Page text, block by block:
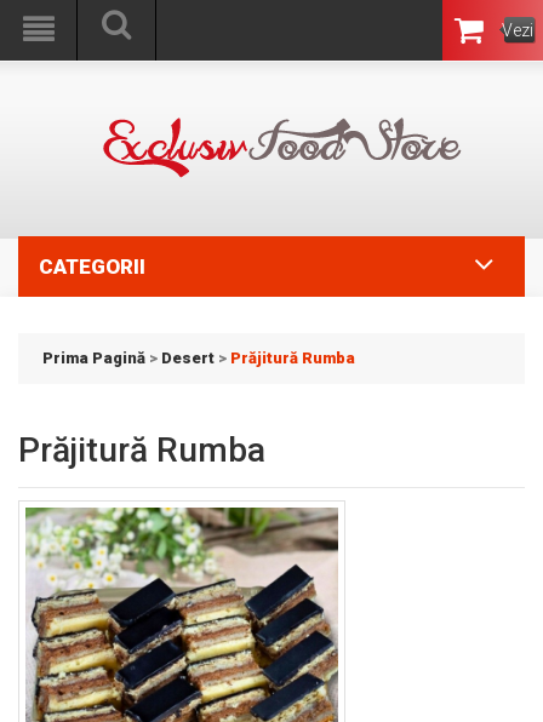
Vezi
Coşul
CATEGORII
Prima Pagină > Desert > Prăjitură Rumba
Prăjitură Rumba